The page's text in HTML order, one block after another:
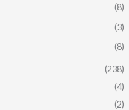
(8)
(3)
(8)
(238)
(4)
(2)